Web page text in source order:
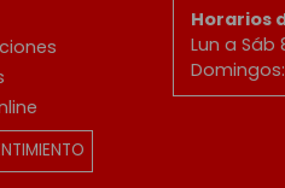
Horarios
Lun a Sáb
Domingos: